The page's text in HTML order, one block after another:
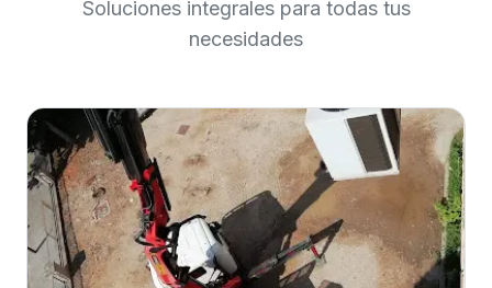
Soluciones integrales para todas tus
necesidades